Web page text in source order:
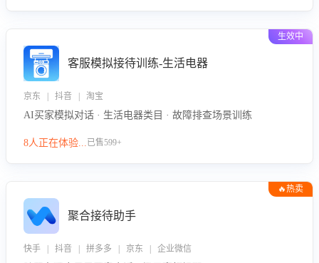
生效中
客服模拟接待训练-生活电器
京东 | 抖音 | 淘宝
AI买家模拟对话 · 生活电器类目 · 故障排查场景训练
8人正在体验...已售599+
🔥热卖
聚合接待助手
快手 | 抖音 | 拼多多 | 京东 | 企业微信